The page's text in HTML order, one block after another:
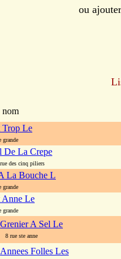
ou
Trop Le
grande
De La Crepe
des cinq piliers
La Bouche L
grande
Anne Le
grande
Grenier A Sel Le
8 rue ste anne
Annees Folles Les